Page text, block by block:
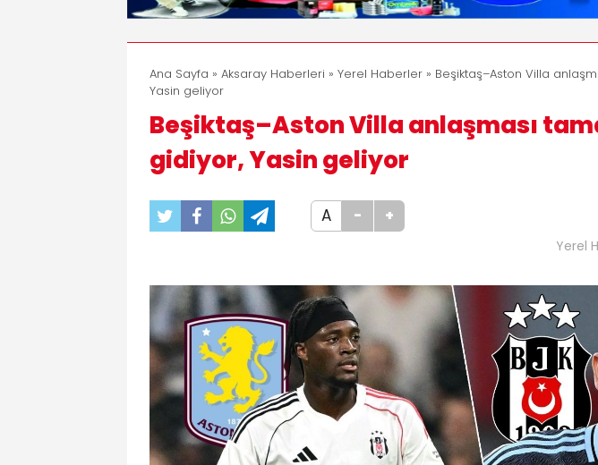
Ana Sayfa » Aksaray Haberleri » Yerel Haberler » Beşiktaş–Aston Villa
Yasin geliyor
Beşiktaş–Aston Villa anlaşması
gidiyor, Yasin geliyor
A - +
Yerel